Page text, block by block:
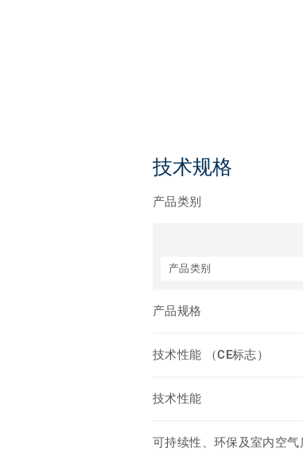
技术规格
产品类别
产品类别
产品规格
技术性能 （CE标志）
技术性能
可持续性、环保及室内空气